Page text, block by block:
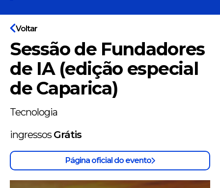
Voltar
Sessão de Fundadores
de IA (edição especial
de Caparica)
Tecnologia
ingressos Grátis
Página oficial do evento